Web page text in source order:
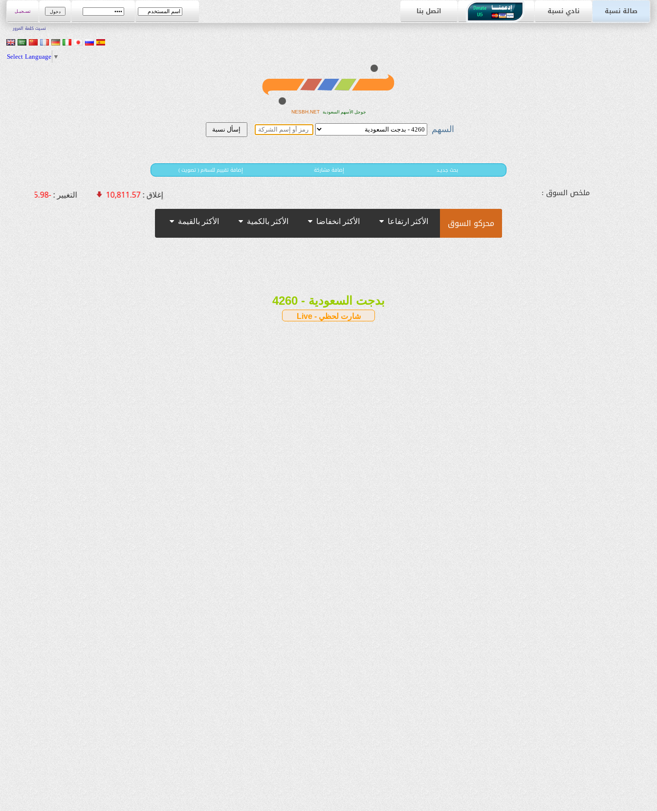
صالة نسبة نادي نسبة اتصل بنا تسـجيـل
نسيت كلمة المرور
Select Language ▼
NESBH.NET جوجل الأسهم السعودية
السهم
( إضافة تقييم للسهم ( تصويت إضافة مشاركة بحث جديـد
ملخص السوق : 10,811.57 التغيير :
محركو السوق
4260 - بدجت السعودية
Live - شارت لحظي